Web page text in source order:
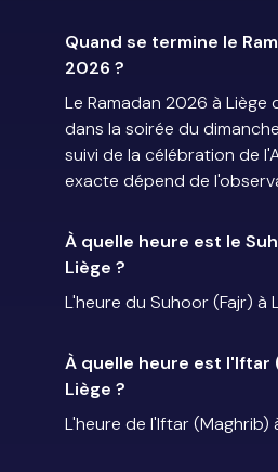
Quand se termine le
2026 ?
Le Ramadan 2026 à Liège
dans la soirée du
suivi de la célébration de
exacte dépend de
À quelle heure est le
Liège ?
L'heure du Suhoor (Fajr) à
À quelle heure est l'Iftar
Liège ?
L'heure de l'Iftar (Maghrib)